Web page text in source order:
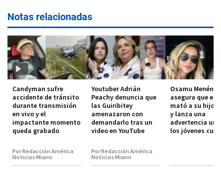
Notas relacionadas
Candyman sufre
accidente de tránsito
durante transmisión
en vivo y el
impactante momento
queda grabado
Por Redacción América
Noticias Miami
Youtuber Adrián
Peachy denuncia que
las Guiribitey
amenazaron con
demandarlo tras un
video en YouTube
Por Redacción América
Noticias Miami
Osamu
asegura que el
mató a su hijo
y lanza una
advertencia
los jóvenes